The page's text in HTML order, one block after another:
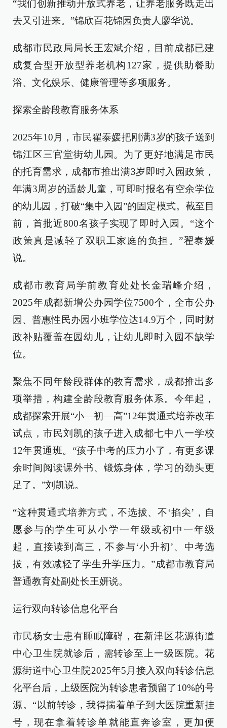
“我们创新推动开放式养老，让养老服务既走出
去又引进来。”锦欣百花锦园负责人廖华说。
成都市民政局局长王宏斌介绍，目前成都已建
成复合型开放型养老机构127家，提供助餐助
浴、文化娱乐、健康管理等多项服务。
探索全龄段教育服务体系
2025年10月，市民翟泰媛把刚满3岁的孩子送到
锦江区三官堂街幼儿园。为了更好地满足市民
的托育需求，成都市推出满3岁即时入园政策，
年满3周岁的适龄儿童，可即时报名有空余学位
的幼儿园，打破“集中入园”的固定模式。截至目
前，首批近800名孩子实现了即时入园。“这个
政策真是减轻了双职工家庭的负担。”翟泰媛
说。
成都市教育局学前教育处处长金瑞峰介绍，
2025年成都新增公办园学位7500个，全市公办
园、普惠性民办园小班学位达14.9万个，同时财
政补贴覆盖在园幼儿，让幼儿即时入园不缺学
位。
聚焦不同年龄段群体的教育需求，成都推出多
项举措，构建全龄段教育服务体系。今年起，
成都探索开展“小—初—高”12年贯通式培养改革
试点，市民刘凯的孩子进入成都七中八一学校
12年贯通班。“孩子中考的压力小了，有更多课
余时间阅读课外书、锻炼身体，学习的劲头更
足了。”刘凯说。
“这种贯通式培养方式，不选拔、不‘掐尖’，自
愿参与的学生可从小学一年级或初中一年级
起，直接读到高三，不参与‘小升初’、中考选
拔，有效减轻了学生升学压力。”成都市教育局
普通教育处副处长王妍说。
运行双向转诊信息化平台
市民杨女士患有睡眠障碍，在新津区花源街道
中心卫生院就诊后，需转诊至上一级医院。花
源街道中心卫生院2025年5月接入双向转诊信息
化平台后，上级医院为转诊患者预留了10%的号
源。“以前转诊，我得揣着单子到大医院重新挂
号，现在拿着转诊单就能直奔诊室，更加便